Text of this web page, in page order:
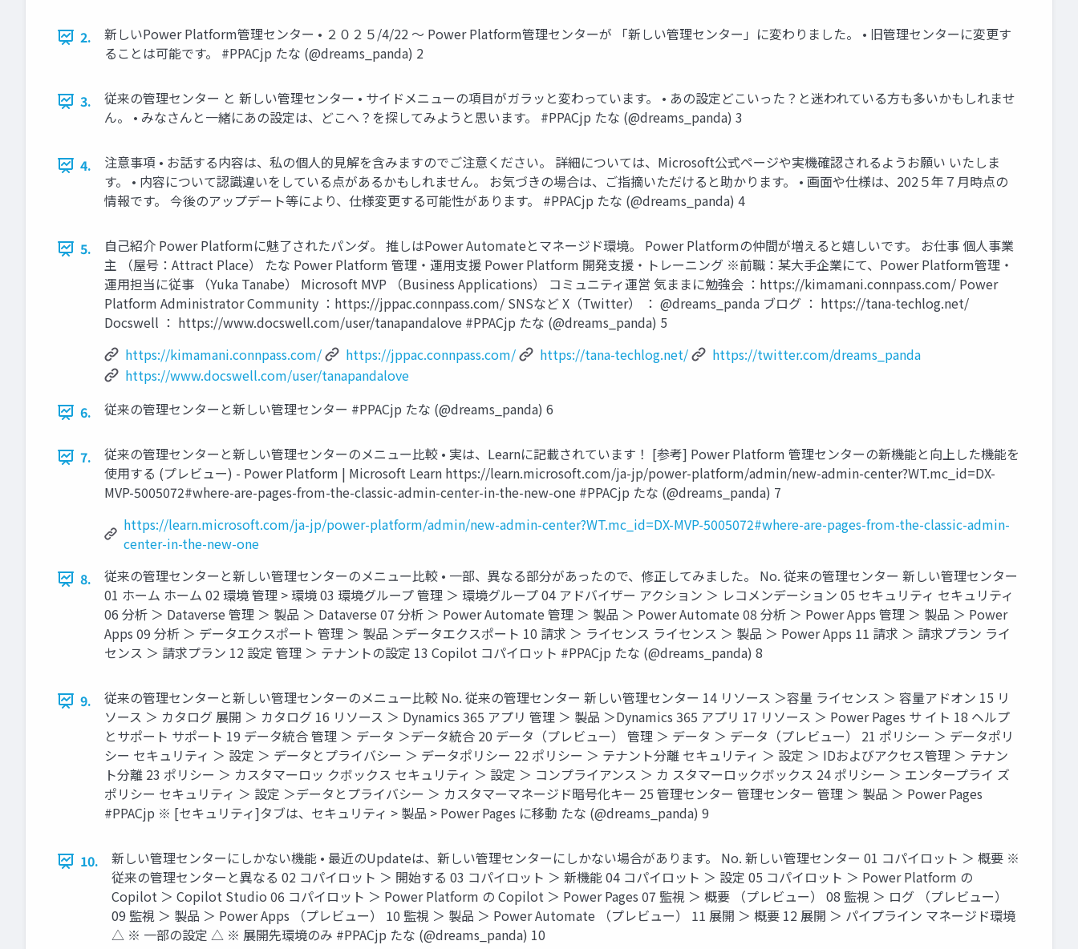
2.
新しいPower Platform管理センター • ２０２５/4/22 ～ Power Platform管理センターが 「新しい管理センター」に変わりました。 • 旧管理センターに変更す
ることは可能です。 #PPACjp たな (@dreams_panda) 2
3.
従来の管理センター と 新しい管理センター • サイドメニューの項目がガラッと変わっています。 • あの設定どこいった？と迷われている方も多いかもしれませ
ん。 • みなさんと一緒にあの設定は、どこへ？を探してみようと思います。 #PPACjp たな (@dreams_panda) 3
4.
注意事項 • お話する内容は、私の個人的見解を含みますのでご注意ください。 詳細については、Microsoft公式ページや実機確認されるようお願い いたしま
す。 • 内容について認識違いをしている点があるかもしれません。 お気づきの場合は、ご指摘いただけると助かります。 • 画面や仕様は、202５年７月時点の
情報です。 今後のアップデート等により、仕様変更する可能性があります。 #PPACjp たな (@dreams_panda) 4
5.
自己紹介 Power Platformに魅了されたパンダ。 推しはPower Automateとマネージド環境。 Power Platformの仲間が増えると嬉しいです。 お仕事 個人事業
主 （屋号：Attract Place） たな Power Platform 管理・運用支援 Power Platform 開発支援・トレーニング ※前職：某大手企業にて、Power Platform管理・
運用担当に従事 （Yuka Tanabe） Microsoft MVP （Business Applications） コミュニティ運営 気ままに勉強会 ：https://kimamani.connpass.com/ Power
Platform Administrator Community ：https://jppac.connpass.com/ SNSなど X（Twitter） ： @dreams_panda ブログ ： https://tana-techlog.net/
Docswell ： https://www.docswell.com/user/tanapandalove #PPACjp たな (@dreams_panda) 5
https://kimamani.connpass.com/
https://jppac.connpass.com/ https://tana-techlog.net/
https://twitter.com/dreams_panda
https://www.docswell.com/user/tanapandalove
6.
従来の管理センターと新しい管理センター #PPACjp たな (@dreams_panda) 6
7.
従来の管理センターと新しい管理センターのメニュー比較 • 実は、Learnに記載されています！ [参考] Power Platform 管理センターの新機能と向上した機能を
使用する (プレビュー) - Power Platform | Microsoft Learn https://learn.microsoft.com/ja-jp/power-platform/admin/new-admin-center?WT.mc_id=DX-
MVP-5005072#where-are-pages-from-the-classic-admin-center-in-the-new-one #PPACjp たな (@dreams_panda) 7
https://learn.microsoft.com/ja-jp/power-platform/admin/new-admin-center?WT.mc_id=DX-MVP-5005072#where-are-pages-from-the-classic-admin-
center-in-the-new-one
8.
従来の管理センターと新しい管理センターのメニュー比較 • 一部、異なる部分があったので、修正してみました。 No. 従来の管理センター 新しい管理センター
01 ホーム ホーム 02 環境 管理 > 環境 03 環境グループ 管理 ＞ 環境グループ 04 アドバイザー アクション ＞ レコメンデーション 05 セキュリティ セキュリティ
06 分析 ＞ Dataverse 管理 ＞ 製品 ＞ Dataverse 07 分析 ＞ Power Automate 管理 ＞ 製品 ＞ Power Automate 08 分析 ＞ Power Apps 管理 ＞ 製品 ＞ Power
Apps 09 分析 ＞ データエクスポート 管理 ＞ 製品 ＞データエクスポート 10 請求 ＞ ライセンス ライセンス ＞ 製品 ＞ Power Apps 11 請求 ＞ 請求プラン ライ
センス ＞ 請求プラン 12 設定 管理 ＞ テナントの設定 13 Copilot コパイロット #PPACjp たな (@dreams_panda) 8
9.
従来の管理センターと新しい管理センターのメニュー比較 No. 従来の管理センター 新しい管理センター 14 リソース ＞容量 ライセンス ＞ 容量アドオン 15 リ
ソース ＞ カタログ 展開 ＞ カタログ 16 リソース ＞ Dynamics 365 アプリ 管理 ＞ 製品 ＞Dynamics 365 アプリ 17 リソース ＞ Power Pages サ イト 18 ヘルプ
とサポート サポート 19 データ統合 管理 ＞ データ ＞データ統合 20 データ（プレビュー） 管理 ＞ データ ＞ データ（プレビュー） 21 ポリシー ＞ データポリ
シー セキュリティ ＞ 設定 ＞ データとプライバシー ＞ データポリシー 22 ポリシー ＞ テナント分離 セキュリティ ＞ 設定 ＞ IDおよびアクセス管理 ＞ テナン
ト分離 23 ポリシー ＞ カスタマーロッ クボックス セキュリティ ＞ 設定 ＞ コンプライアンス ＞ カ スタマーロックボックス 24 ポリシー ＞ エンタープライ ズ
ポリシー セキュリティ ＞ 設定 ＞データとプライバシー ＞ カスタマーマネージド暗号化キー 25 管理センター 管理センター 管理 ＞ 製品 ＞ Power Pages
#PPACjp ※ [セキュリティ]タブは、セキュリティ > 製品 > Power Pages に移動 たな (@dreams_panda) 9
10.
新しい管理センターにしかない機能 • 最近のUpdateは、新しい管理センターにしかない場合があります。 No. 新しい管理センター 01 コパイロット ＞ 概要 ※
従来の管理センターと異なる 02 コパイロット ＞ 開始する 03 コパイロット ＞ 新機能 04 コパイロット ＞ 設定 05 コパイロット ＞ Power Platform の
Copilot ＞ Copilot Studio 06 コパイロット ＞ Power Platform の Copilot ＞ Power Pages 07 監視 ＞ 概要 （プレビュー） 08 監視 ＞ ログ （プレビュー）
09 監視 ＞ 製品 ＞ Power Apps （プレビュー） 10 監視 ＞ 製品 ＞ Power Automate （プレビュー） 11 展開 ＞ 概要 12 展開 ＞ パイプライン マネージド環境
△ ※ 一部の設定 △ ※ 展開先環境のみ #PPACjp たな (@dreams_panda) 10